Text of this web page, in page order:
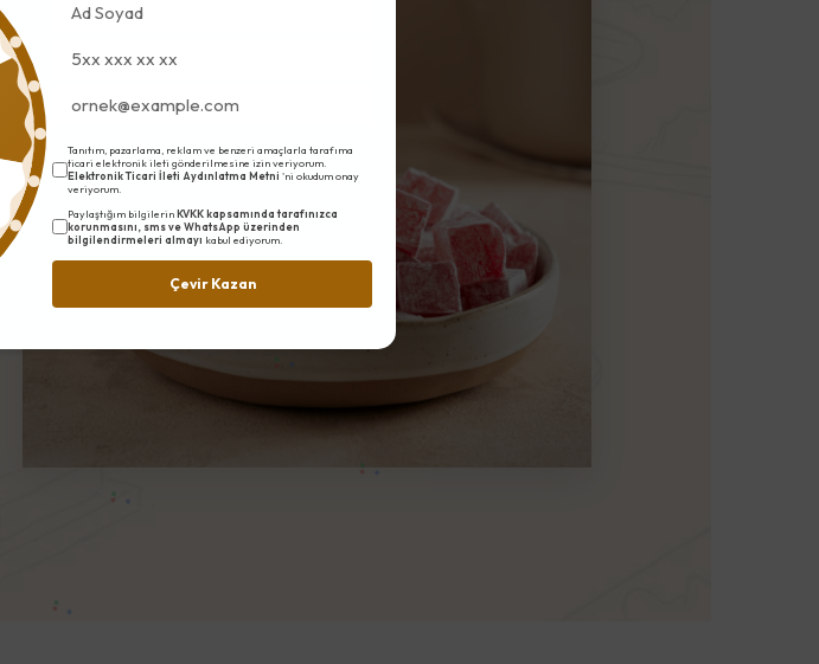
Tanıtım, pazarlama, reklam ve benzeri amaçlarla tarafıma
ticari elektronik ileti gönderilmesine izin veriyorum.
Elektronik Ticari İleti Aydınlatma Metni 'ni okudum onay
veriyorum.
Paylaştığım bilgilerinKVKK kapsamında tarafınızca
korunmasını, sms ve WhatsApp üzerinden
bilgilendirmeleri almayı kabul ediyorum.
Çevir Kazan